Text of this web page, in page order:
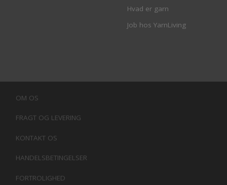
Hvad er garn
Job hos YarnLiving
OM OS
FRAGT OG LEVERING
KONTAKT OS
HANDELSBETINGELSER
FORTROLIGHED